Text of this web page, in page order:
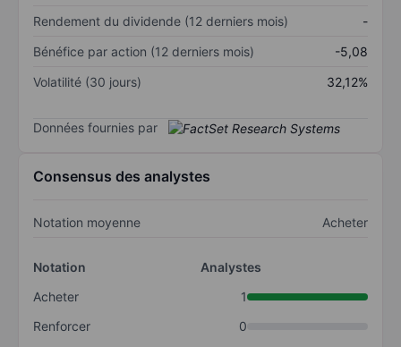
Rendement du dividende (12 derniers mois)
-
Bénéfice par action (12 derniers mois)
-5,08
Volatilité (30 jours)
32,12%
Données fournies par
Consensus des analystes
Notation moyenne Acheter
Notation
Analystes
Acheter
1
Renforcer
0